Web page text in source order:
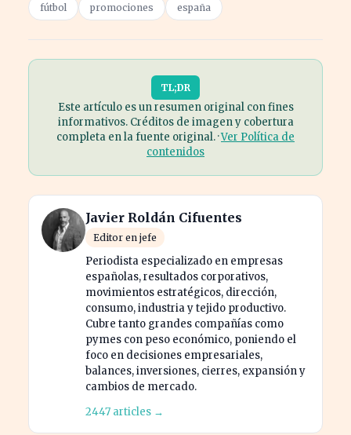
fútbol promociones españa
TL;DR
Este artículo es un resumen original con fines
informativos. Créditos de imagen y cobertura
completa en la fuente original. ·Ver Política de
contenidos
Javier Roldán Cifuentes
Editor en jefe
Periodista especializado en empresas
españolas, resultados corporativos,
movimientos estratégicos, dirección,
consumo, industria y tejido productivo.
Cubre tanto grandes compañías como
pymes con peso económico, poniendo el
foco en decisiones empresariales,
balances, inversiones, cierres, expansión y
cambios de mercado.
2447 articles →